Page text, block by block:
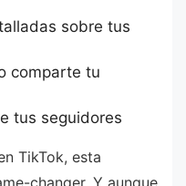
sobre tus
comparte tu
tus seguidores
TikTok, esta